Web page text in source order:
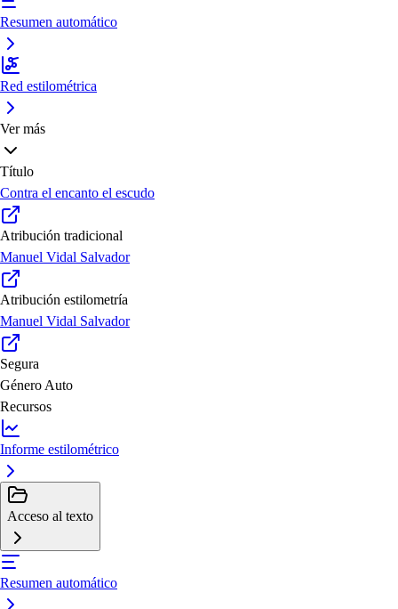
Resumen automático
Red estilométrica
Ver más
Título
Contra el encanto el escudo
Atribución tradicional
Manuel Vidal Salvador
Atribución estilometría
Manuel Vidal Salvador
Segura
Género Auto
Recursos
Informe estilométrico
Acceso al texto
Resumen automático